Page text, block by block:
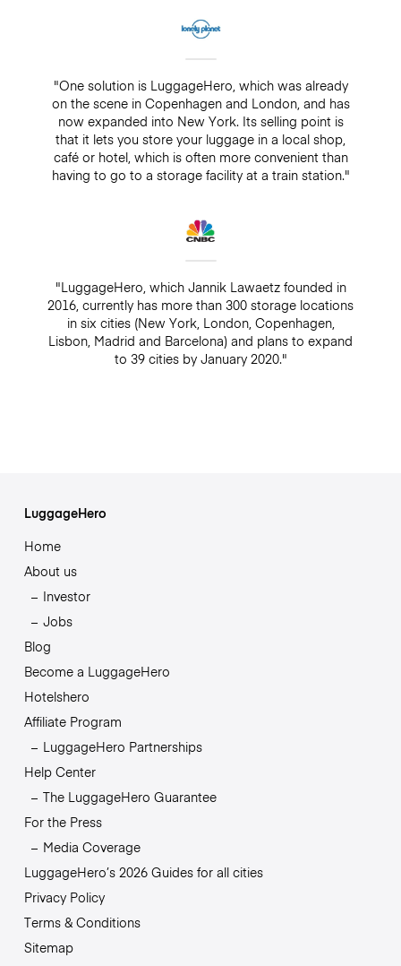
"One solution is LuggageHero, which was already
on the scene in Copenhagen and London, and has
now expanded into New York. Its selling point is
that it lets you store your luggage in a local shop,
café or hotel, which is often more convenient than
having to go to a storage facility at a train station."
"LuggageHero, which Jannik Lawaetz founded in
2016, currently has more than 300 storage locations
in six cities (New York, London, Copenhagen,
Lisbon, Madrid and Barcelona) and plans to expand
to 39 cities by January 2020."
LuggageHero
Home
About us
Investor
Jobs
Blog
Become a LuggageHero
Hotelshero
Affiliate Program
LuggageHero Partnerships
Help Center
The LuggageHero Guarantee
For the Press
Media Coverage
LuggageHero’s 2026 Guides for all cities
Privacy Policy
Terms & Conditions
Sitemap